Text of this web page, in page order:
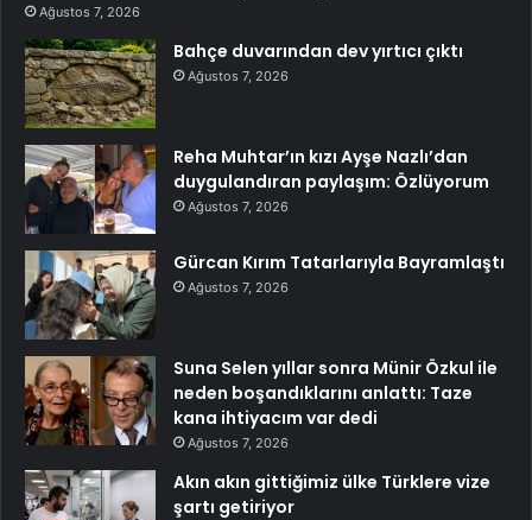
Ağustos 7, 2026
Bahçe duvarından dev yırtıcı çıktı
Ağustos 7, 2026
Reha Muhtar’ın kızı Ayşe Nazlı’dan
duygulandıran paylaşım: Özlüyorum
Ağustos 7, 2026
Gürcan Kırım Tatarlarıyla Bayramlaştı
Ağustos 7, 2026
Suna Selen yıllar sonra Münir Özkul ile
neden boşandıklarını anlattı: Taze
kana ihtiyacım var dedi
Ağustos 7, 2026
Akın akın gittiğimiz ülke Türklere vize
şartı getiriyor